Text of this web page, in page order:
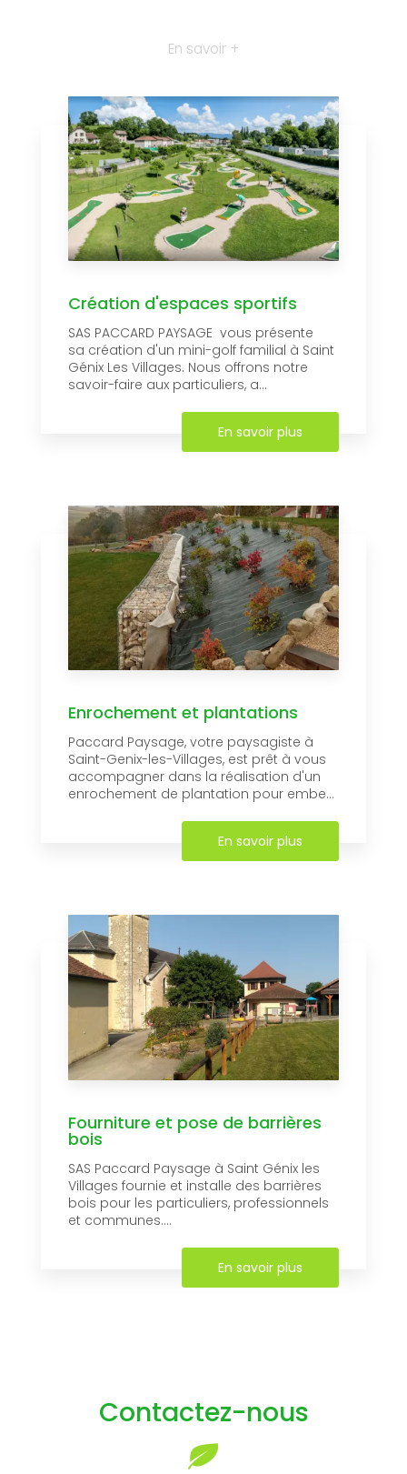
En savoir +
Création d'espaces sportifs
SAS PACCARD PAYSAGE vous présente
sa création d'un mini-golf familial à Saint
Génix Les Villages. Nous offrons notre
savoir-faire aux particuliers, a...
En savoir plus
Enrochement et plantations
Paccard Paysage, votre paysagiste à
Saint-Genix-les-Villages, est prêt à vous
accompagner dans la réalisation d'un
enrochement de plantation pour embe...
En savoir plus
Fourniture et pose de barrières
bois
SAS Paccard Paysage à Saint Génix les
Villages fournie et installe des barrières
bois pour les particuliers, professionnels
et communes....
En savoir plus
Contactez-nous